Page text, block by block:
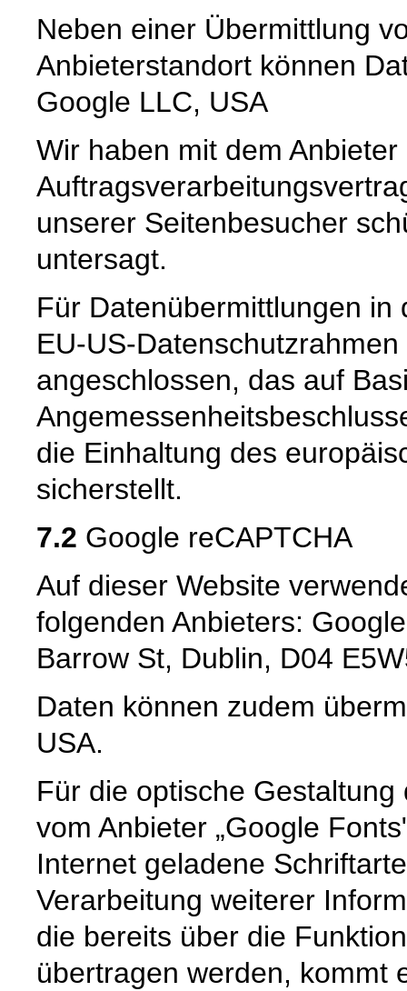
Neben einer Übermittlung
Anbieterstandort können
Google LLC, USA
Wir haben mit dem Anbieter
unserer Seitenbesucher
untersagt.
Für Datenübermittlungen in
EU-US-
angeschlossen, das auf
die Einhaltung des
sicherstellt.
7.2 Google reCAPTCHA
Auf dieser Website
folgenden Anbieters:
Barrow St, Dublin, D04
Daten können zudem
USA.
Für die optische
vom Anbieter „Google
Internet geladene
Verarbeitung weiterer
die bereits über die
übertragen werden, kommt